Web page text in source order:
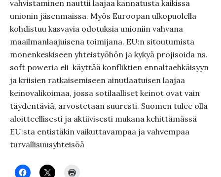
vahvistaminen nauttii laajaa kannatusta kaikissa
unionin jäsenmaissa. Myös Euroopan ulkopuolella
kohdistuu kasvavia odotuksia unioniin vahvana
maailmanlaajuisena toimijana. EU:n sitoutumista
monenkeskiseen yhteistyöhön ja kykyä projisoida ns.
soft poweria eli käyttää konfliktien ennaltaehkäisyyn
ja kriisien ratkaisemiseen ainutlaatuisen laajaa
keinovalikoimaa, jossa sotilaalliset keinot ovat vain
täydentäviä, arvostetaan suuresti. Suomen tulee olla
aloitteellisesti ja aktiivisesti mukana kehittämässä
EU:sta entistäkin vaikuttavampaa ja vahvempaa
turvallisuusyhteisöä